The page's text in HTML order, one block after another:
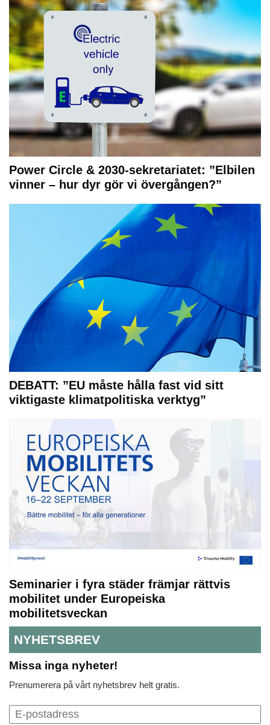
Power Circle & 2030-sekretariatet: ”Elbilen
vinner – hur dyr gör vi övergången?”
DEBATT: ”EU måste hålla fast vid sitt
viktigaste klimatpolitiska verktyg”
Seminarier i fyra städer främjar rättvis
mobilitet under Europeiska
mobilitetsveckan
NYHETSBREV
Missa inga nyheter!
Prenumerera på vårt nyhetsbrev helt gratis.